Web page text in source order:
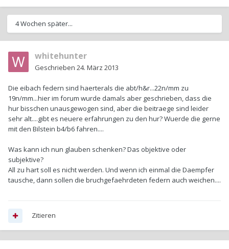
4 Wochen später...
whitehunter
Geschrieben 24. März 2013
Die eibach federn sind haerterals die abt/h&r...22n/mm zu
19n/mm...hier im forum wurde damals aber geschrieben, dass die
hur bisschen unausgewogen sind, aber die beitraege sind leider
sehr alt....gibt es neuere erfahrungen zu den hur? Wuerde die gerne
mit den Bilstein b4/b6 fahren....
Was kann ich nun glauben schenken? Das objektive oder
subjektive?
All zu hart soll es nicht werden. Und wenn ich einmal die Daempfer
tausche, dann sollen die bruchgefaehrdeten federn auch weichen....
Zitieren